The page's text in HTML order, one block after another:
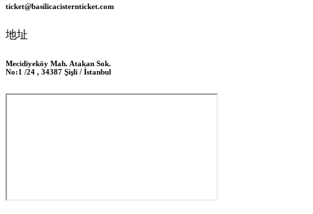
ticket@basilicacisternticket.com
地址
Mecidiyeköy Mah. Atakan Sok.
No:1 /24 , 34387 Şişli / İstanbul